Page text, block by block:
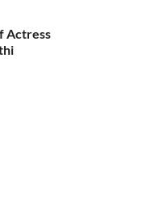
Actress